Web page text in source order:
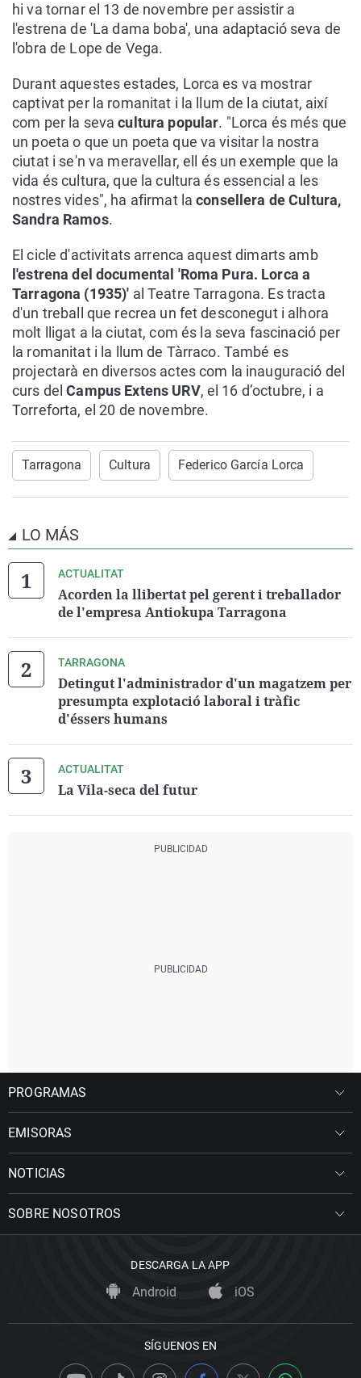
hi va tornar el 13 de novembre per assistir a
l'estrena de 'La dama boba', una adaptació seva de
l'obra de Lope de Vega.
Durant aquestes estades, Lorca es va mostrar
captivat per la romanitat i la llum de la ciutat, així
com per la sevacultura popular. "Lorca és més que
un poeta o que un poeta que va visitar la nostra
ciutat i se'n va meravellar, ell és un exemple que la
vida és cultura, que la cultura és essencial a les
nostres vides", ha afirmat laconsellera de Cultura,
Sandra Ramos.
El cicle d'activitats arrenca aquest dimarts amb
l'estrena del documental 'Roma Pura. Lorca a
Tarragona (1935)' al Teatre Tarragona. Es tracta
d'un treball que recrea un fet desconegut i alhora
molt lligat a la ciutat, com és la seva fascinació per
la romanitat i la llum de Tàrraco. També es
projectarà en diversos actes com la inauguració del
curs delCampus Extens URV, el 16 d’octubre, i a
Torreforta, el 20 de novembre.
Tarragona Cultura Federico García Lorca
LO MÁS
ACTUALITAT
Acorden la llibertat pel gerent i treballador
de l'empresa Antiokupa Tarragona
TARRAGONA
Detingut l'administrador d'un magatzem per
presumpta explotació laboral i tràfic
d'éssers humans
ACTUALITAT
La Vila-seca del futur
PROGRAMAS
EMISORAS
NOTICIAS
SOBRE NOSOTROS
DESCARGA LA APP
Android iOS
SÍGUENOS EN